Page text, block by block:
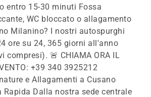
entro 15-30 minuti Fossa
WC bloccato o allagamento
Milanino? I nostri autospurghi
ore su 24, 365 giorni all'anno
compresi). 🚨 CHIAMA ORA IL
+39 340 3925212
e Allagamenti a Cusano
Rapida Dalla nostra sede centrale